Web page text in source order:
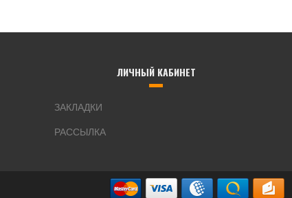
ЛИЧНЫЙ КАБИНЕТ
ЗАКЛАДКИ
РАССЫЛКА